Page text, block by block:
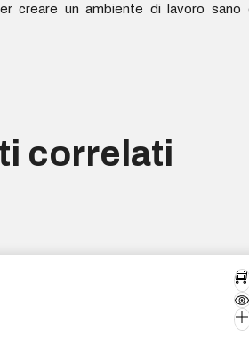
creare un ambiente di lavoro sano
correlati